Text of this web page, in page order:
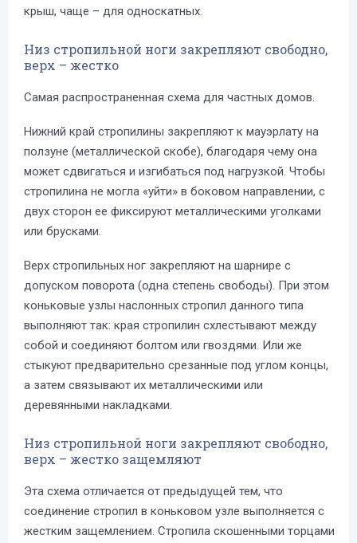
крыш, чаще – для односкатных.
Низ стропильной ноги закрепляют свободно,
верх – жестко
Самая распространенная схема для частных домов.
Нижний край стропилины закрепляют к мауэрлату на
ползуне (металлической скобе), благодаря чему она
может сдвигаться и изгибаться под нагрузкой. Чтобы
стропилина не могла «уйти» в боковом направлении, с
двух сторон ее фиксируют металлическими уголками
или брусками.
Верх стропильных ног закрепляют на шарнире с
допуском поворота (одна степень свободы). При этом
коньковые узлы наслонных стропил данного типа
выполняют так: края стропилин схлестывают между
собой и соединяют болтом или гвоздями. Или же
стыкуют предварительно срезанные под углом концы,
а затем связывают их металлическими или
деревянными накладками.
Низ стропильной ноги закрепляют свободно,
верх – жестко защемляют
Эта схема отличается от предыдущей тем, что
соединение стропил в коньковом узле выполняется с
жестким защемлением. Стропила скошенными торцами